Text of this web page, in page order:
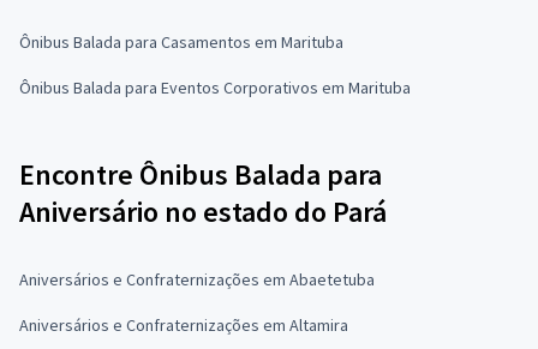
Ônibus Balada para Casamentos em Marituba
Ônibus Balada para Eventos Corporativos em Marituba
Encontre Ônibus Balada para
Aniversário no estado do Pará
Aniversários e Confraternizações em Abaetetuba
Aniversários e Confraternizações em Altamira